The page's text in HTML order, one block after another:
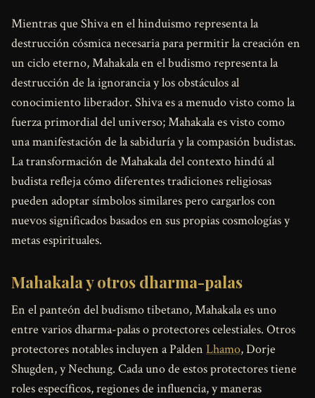
Mientras que Shiva en el hinduismo representa la
destrucción cósmica necesaria para permitir la creación en
un ciclo eterno, Mahakala en el budismo representa la
destrucción de la ignorancia y los obstáculos al
conocimiento liberador. Shiva es a menudo visto como la
fuerza primordial del universo; Mahakala es visto como
una manifestación de la sabiduría y la compasión budistas.
La transformación de Mahakala del contexto hindú al
budista refleja cómo diferentes tradiciones religiosas
pueden adoptar símbolos similares pero cargarlos con
nuevos significados basados en sus propias cosmologías y
metas espirituales.
Mahakala y otros dharma-palas
En el panteón del budismo tibetano, Mahakala es uno
entre varios dharma-palas o protectores celestiales. Otros
protectores notables incluyen a Palden Lhamo, Dorje
Shugden, y Nechung. Cada uno de estos protectores tiene
roles específicos, regiones de influencia, y maneras